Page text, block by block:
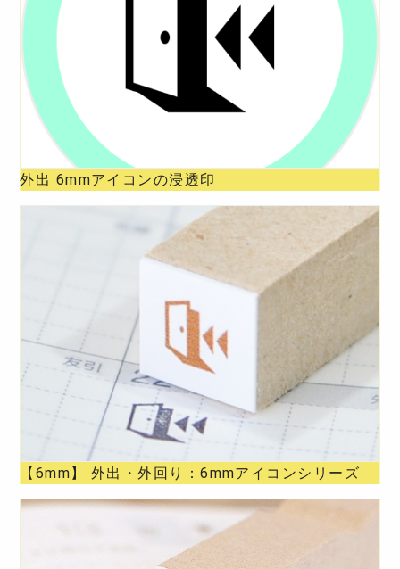
外出 6mmアイコンの浸透印
【6mm】 外出・外回り：6mmアイコンシリーズ